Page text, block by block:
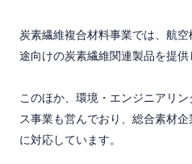
炭素繊維複合材料事業では、航
途向けの炭素繊維関連製品を提供
このほか、環境・エンジニアリ
ス事業も営んでおり、総合素材
に対応しています。